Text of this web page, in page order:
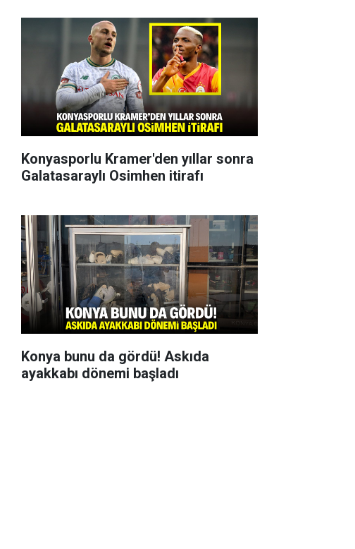
Konyasporlu Kramer'den yıllar sonra
Galatasaraylı Osimhen itirafı
Konya bunu da gördü! Askıda
ayakkabı dönemi başladı